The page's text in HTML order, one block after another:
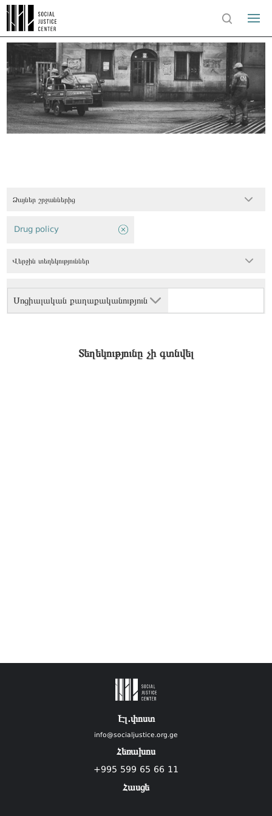
Ձայներ շրջաններից
Սոցիալական քաղաքականություն
Drug policy
Վերջին տեղեկություններ
Տեղեկությունը չի գտնվել
Էլ.փոստ
info@socialjustice.org.ge
Հեռախոս
+995 599 65 66 11
Հասցե